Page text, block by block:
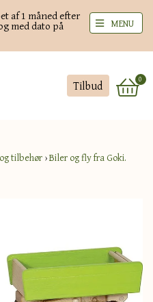
af 1 måned efter
med dato på
Tilbud 0
MENU
tilbehør ›Biler og fly fra Goki.